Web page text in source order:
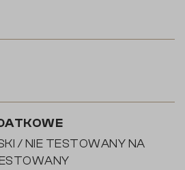
/ NIE TESTOWANY NA